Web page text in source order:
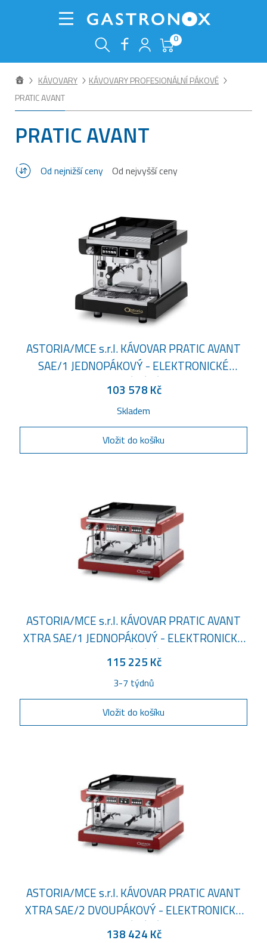
0
KÁVOVARY
KÁVOVARY PROFESIONÁLNÍ PÁKOVÉ
PRATIC AVANT
PRATIC AVANT
Od nejnižší ceny Od nejvyšší ceny
ASTORIA/MCE s.r.l. KÁVOVAR PRATIC AVANT
SAE/1 JEDNOPÁKOVÝ - ELEKTRONICKÉ
OVLÁDÁNÍ
103 578 Kč
Skladem
Vložit do košíku
ASTORIA/MCE s.r.l. KÁVOVAR PRATIC AVANT
XTRA SAE/1 JEDNOPÁKOVÝ - ELEKTRONICKÉ
OVLÁDÁNÍ
115 225 Kč
3-7 týdnů
Vložit do košíku
ASTORIA/MCE s.r.l. KÁVOVAR PRATIC AVANT
XTRA SAE/2 DVOUPÁKOVÝ - ELEKTRONICKÉ
OVLÁDÁNÍ
138 424 Kč